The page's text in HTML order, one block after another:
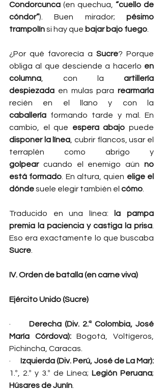
Condorcunca (en quechua, “cuello de
cóndor”). Buen mirador; pésimo
trampolín si hay que bajar bajo fuego
¿Por qué favorecía a Sucre? Porque
obliga al que desciende a hacerlo en
columna , con la artillería
despiezada en mulas para rearmarla
caballería formando tarde y mal. En
cambio, el que espera abajo
disponer la línea , cubrir flancos, usar el
golpear cuando el enemigo aún no
está formado . En altura, quien elige el
dónde suele elegir también el cómo
Traducido en una línea:
la pampa
premia la paciencia y castiga la prisa
Sucre
IV. Orden de batalla (en carne viva)
Ejército Unido (Sucre)
· Derecha (Div. 2.ª Colombia, José
María Córdova): Bogotá, Voltígeros,
Pichincha, Caracas.
· Izquierda (Div. Perú, José de La Mar):
1.º, 2.º y 3.º de Línea; Legión Peruana
Húsares de Junín